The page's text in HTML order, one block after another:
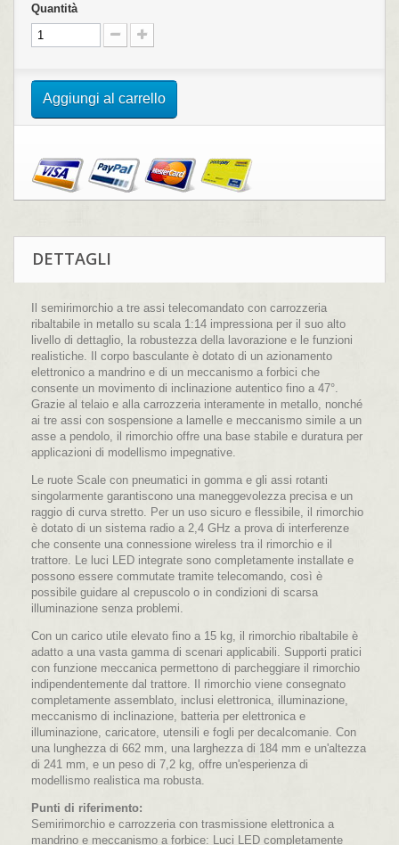
Quantità
Aggiungi al carrello
DETTAGLI
Il semirimorchio a tre assi telecomandato con carrozzeria
ribaltabile in metallo su scala 1:14 impressiona per il suo alto
livello di dettaglio, la robustezza della lavorazione e le funzioni
realistiche. Il corpo basculante è dotato di un azionamento
elettronico a mandrino e di un meccanismo a forbici che
consente un movimento di inclinazione autentico fino a 47°.
Grazie al telaio e alla carrozzeria interamente in metallo, nonché
ai tre assi con sospensione a lamelle e meccanismo simile a un
asse a pendolo, il rimorchio offre una base stabile e duratura per
applicazioni di modellismo impegnative.
Le ruote Scale con pneumatici in gomma e gli assi rotanti
singolarmente garantiscono una maneggevolezza precisa e un
raggio di curva stretto. Per un uso sicuro e flessibile, il rimorchio
è dotato di un sistema radio a 2,4 GHz a prova di interferenze
che consente una connessione wireless tra il rimorchio e il
trattore. Le luci LED integrate sono completamente installate e
possono essere commutate tramite telecomando, così è
possibile guidare al crepuscolo o in condizioni di scarsa
illuminazione senza problemi.
Con un carico utile elevato fino a 15 kg, il rimorchio ribaltabile è
adatto a una vasta gamma di scenari applicabili. Supporti pratici
con funzione meccanica permettono di parcheggiare il rimorchio
indipendentemente dal trattore. Il rimorchio viene consegnato
completamente assemblato, inclusi elettronica, illuminazione,
meccanismo di inclinazione, batteria per elettronica e
illuminazione, caricatore, utensili e fogli per decalcomanie. Con
una lunghezza di 662 mm, una larghezza di 184 mm e un'altezza
di 241 mm, e un peso di 7,2 kg, offre un'esperienza di
modellismo realistica ma robusta.
Punti di riferimento:
Semirimorchio e carrozzeria con trasmissione elettronica a
mandrino e meccanismo a forbice: Luci LED completamente